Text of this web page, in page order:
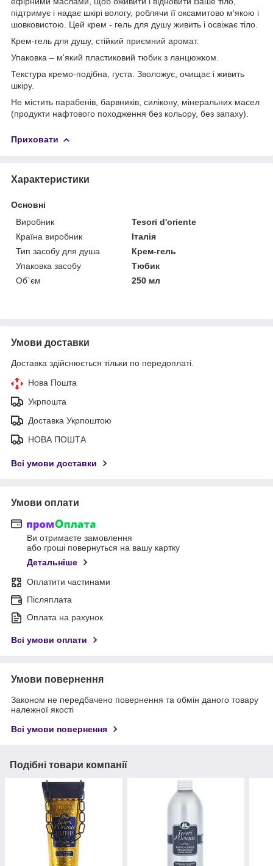
підтримує і надає шкірі вологу, роблячи її оксамитово м'якою і
шовковистою. Цей крем - гель для душу живить і освіжає тіло.
Крем-гель для душу, стійкий приємний аромат.
Упаковка – м'який пластиковий тюбик з ланцюжком.
Текстура кремо-подібна, густа. Зволожує, очищає і живить
шкіру.
Не містить парабенів, барвників, силікону, мінеральних масел
(продукти нафтового походження без кольору, без запаху).
Приховати
Характеристики
Основні
Виробник
Tesori d'oriente
Країна виробник
Італія
Тип засобу для душа
Крем-гель
Упаковка засобу
Тюбик
Об`єм
250 мл
Умови доставки
Доставка здійснюється тільки по передоплаті.
Нова Пошта
Укрпошта
Доставка Укрпоштою
НОВА ПОШТА
Всі умови доставки
Умови оплати
Ви отримаєте замовлення
або гроші повернуться на вашу картку
Детальніше
Оплатити частинами
Післяплата
Оплата на рахунок
Всі умови оплати
Умови повернення
Законом не передбачено повернення та обмін даного товару
належної якості
Всі умови повернення
Подібні товари компанії